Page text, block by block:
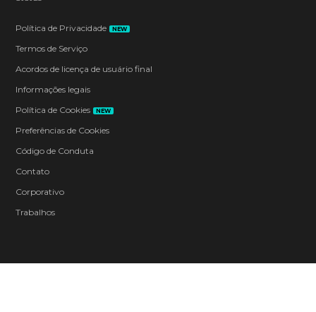
Política de Privacidade NEW
Termos de Serviço
Acordos de licença de usuário final
Informações legais
Política de Cookies
NEW
Preferências de Cookies
Código de Conduta
Contato
Corporativo
Trabalhos